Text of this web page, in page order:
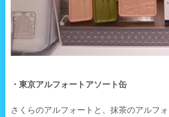
・東京アルフォートアソート缶
さくらのアルフォートと、抹茶のアルフ